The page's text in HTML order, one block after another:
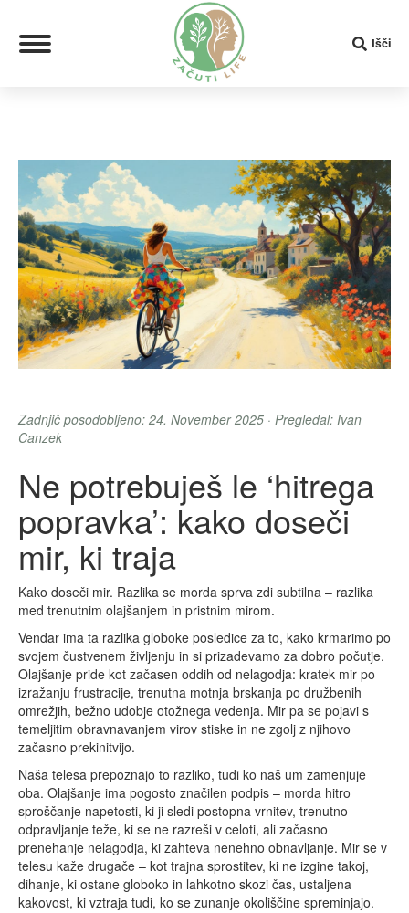
Search:
Išči
Zadnjič posodobljeno: 24. November 2025 · Pregledal: Ivan
Canzek
Ne potrebuješ le ‘hitrega
popravka’: kako doseči
mir, ki traja
Kako doseči mir. Razlika se morda sprva zdi subtilna – razlika
med trenutnim olajšanjem in pristnim mirom.
Vendar ima ta razlika globoke posledice za to, kako krmarimo po
svojem čustvenem življenju in si prizadevamo za dobro počutje.
Olajšanje pride kot začasen oddih od nelagodja: kratek mir po
izražanju frustracije, trenutna motnja brskanja po družbenih
omrežjih, bežno udobje otožnega vedenja. Mir pa se pojavi s
temeljitim obravnavanjem virov stiske in ne zgolj z njihovo
začasno prekinitvijo.
Naša telesa prepoznajo to razliko, tudi ko naš um zamenjuje
oba. Olajšanje ima pogosto značilen podpis – morda hitro
sproščanje napetosti, ki ji sledi postopna vrnitev, trenutno
odpravljanje teže, ki se ne razreši v celoti, ali začasno
prenehanje nelagodja, ki zahteva nenehno obnavljanje. Mir se v
telesu kaže drugače – kot trajna sprostitev, ki ne izgine takoj,
dihanje, ki ostane globoko in lahkotno skozi čas, ustaljena
kakovost, ki vztraja tudi, ko se zunanje okoliščine spreminjajo.